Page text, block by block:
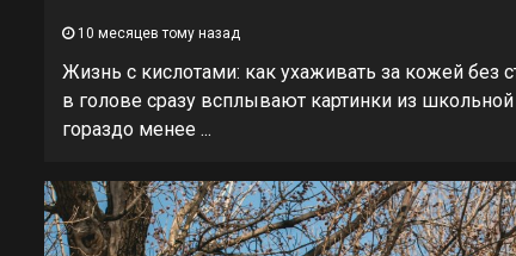
10 месяцев тому назад
Жизнь с кислотами: как ухаживать за кожей без
в голове сразу всплывают картинки из
гораздо менее ...